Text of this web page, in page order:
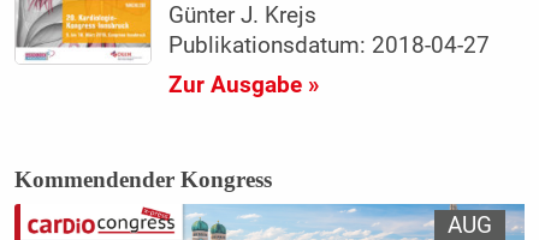
Günter J. Krejs
Publikationsdatum: 2018-04-27
Zur Ausgabe »
Kommendender Kongress
AUG